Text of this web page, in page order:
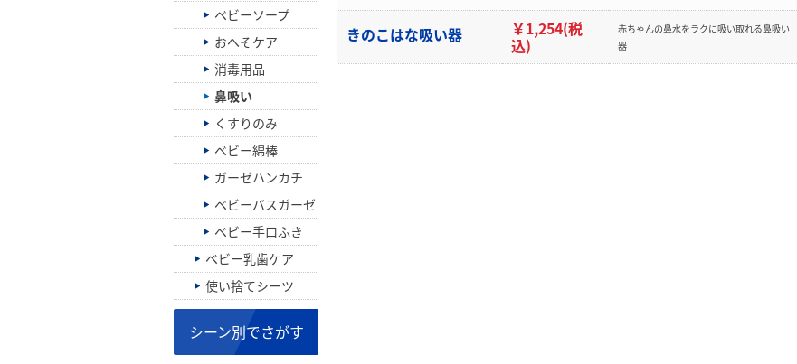
きのこはな吸い器 ￥1,254(税
込)
赤ちゃんの鼻水をラクに吸い取れる鼻吸い
器
ベビーソープ
おへそケア
消毒用品
鼻吸い
くすりのみ
ベビー綿棒
ガーゼハンカチ
ベビーバスガーゼ
ベビー手口ふき
ベビー乳歯ケア
使い捨てシーツ
シーン別でさがす